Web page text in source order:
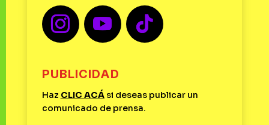
PUBLICIDAD
Haz CLIC ACÁsi deseas publicar un
comunicado de prensa.